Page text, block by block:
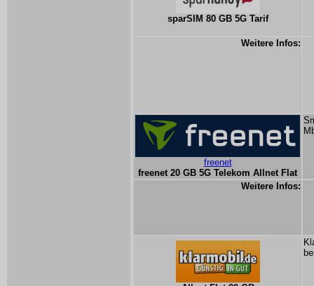
sparSIM 80 GB 5G Tarif
Weitere Infos:
freenet
freenet 20 GB 5G Telekom Allnet Flat
Weitere Infos: